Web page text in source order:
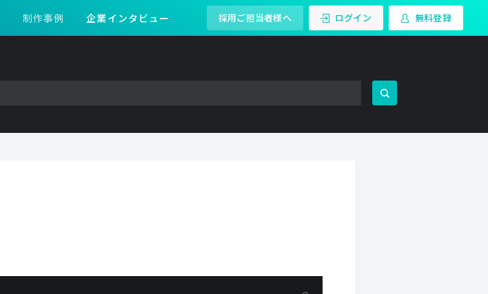
制作事例 企業インタビュー 採用ご担当者様へ ログイン 無料登録